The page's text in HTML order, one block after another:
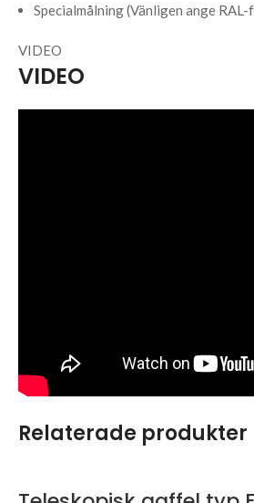
Specialmålning (Vänligen ange
VIDEO
VIDEO
Relaterade produkter